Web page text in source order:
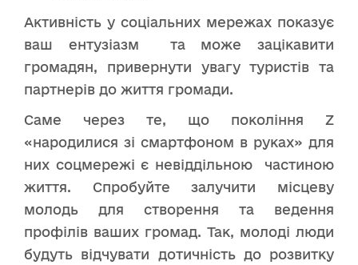
Активність у соціальних мережах показує
ваш ентузіазм та може зацікавити
громадян, привернути увагу туристів та
партнерів до життя громади.
Саме через те, що покоління Z
«народилися зі смартфоном в руках» для
них соцмережі є невіддільною частиною
життя. Спробуйте залучити місцеву
молодь для створення та ведення
профілів ваших громад. Так, молоді люди
будуть відчувати дотичність до розвитку